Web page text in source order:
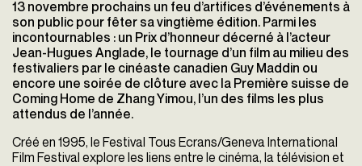
13 novembre prochains un feu d’artifices d’événements à
son public pour fêter sa vingtième édition. Parmi les
incontournables : un Prix d’honneur décerné à l’acteur
Jean-Hugues Anglade, le tournage d’un film au milieu des
festivaliers par le cinéaste canadien Guy Maddin ou
encore une soirée de clôture avec la Première suisse de
Coming Home de Zhang Yimou, l’un des films les plus
attendus de l’année.
Créé en 1995, le Festival Tous Ecrans/Geneva International
Film Festival explore les liens entre le cinéma, la télévision et